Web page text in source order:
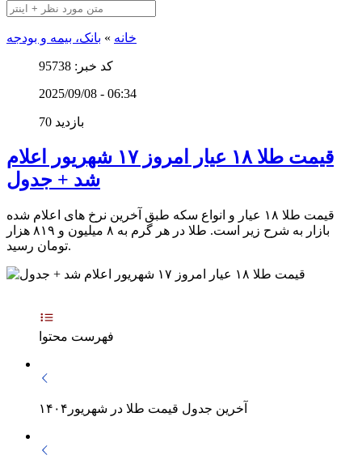
خانه » بانک، بیمه و بودجه
کد خبر: 95738
2025/09/08 - 06:34
70 بازدید
قیمت طلا ۱۸ عیار امروز ۱۷ شهریور اعلام
شد + جدول
قیمت طلا ۱۸ عیار و انواع سکه طبق آخرین نرخ های اعلام شده
بازار به شرح زیر است. طلا در هر گرم به ۸ میلیون و ۸۱۹ هزار
تومان رسید.
فهرست محتوا
آخرین جدول قیمت طلا در شهریور۱۴۰۴